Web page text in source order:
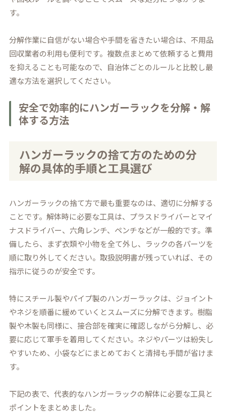
す。
分解作業に自信がない場合や手間を省きたい場合は、不用品
回収業者の利用も便利です。複数点まとめて依頼すると費用
を抑えることも可能なので、自治体ごとのルールと比較し最
適な方法を選択してください。
安全で効率的にハンガーラックを分解・解
体する方法
ハンガーラックの捨て方のための分
解の具体的手順と工具選び
ハンガーラックの捨て方で最も重要なのは、適切に分解する
ことです。解体時に必要な工具は、プラスドライバーとマイ
ナスドライバー、六角レンチ、ペンチなどが一般的です。準
備したら、まず衣類や小物を全て外し、ラックの各パーツを
順に取り外してください。取扱説明書が残っていれば、その
指示に従うのが安全です。
特にスチール製やパイプ製のハンガーラックは、ジョイント
やネジを順番に緩めていくとスムーズに分解できます。樹脂
製や木製も同様に、接合部を確実に確認しながら分解し、必
要に応じて軍手を着用してください。ネジやパーツは紛失し
やすいため、小袋などにまとめておくと清掃も手間が省けま
す。
下記の表で、代表的なハンガーラックの解体に必要な工具と
ポイントをまとめました。